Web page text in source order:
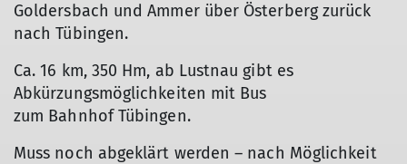
Goldersbach und Ammer über Österberg zurück
nach Tübingen.
Ca. 16 km, 350 Hm, ab Lustnau gibt es
Abkürzungsmöglichkeiten mit Bus
zum Bahnhof Tübingen.
Muss noch abgeklärt werden – nach Möglichkeit